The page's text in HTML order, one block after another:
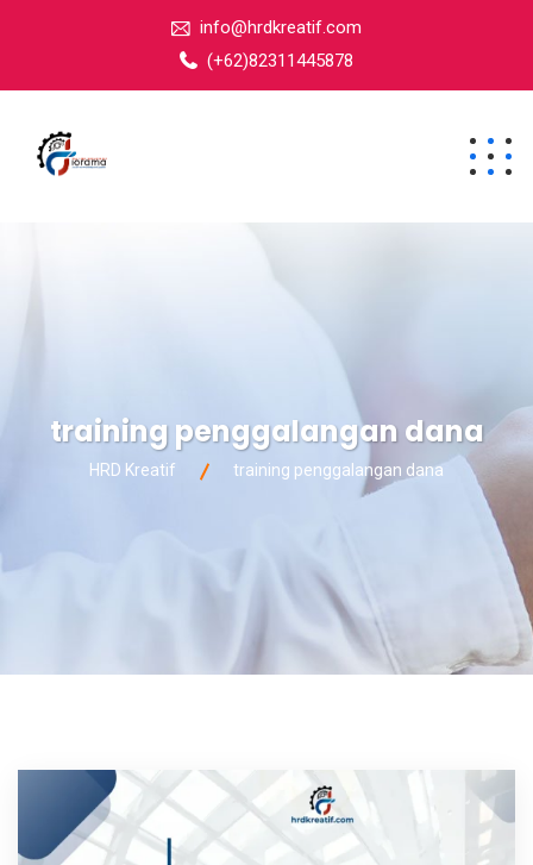
info@hrdkreatif.com
(+62)82311445878
training penggalangan dana
HRD Kreatif training penggalangan dana